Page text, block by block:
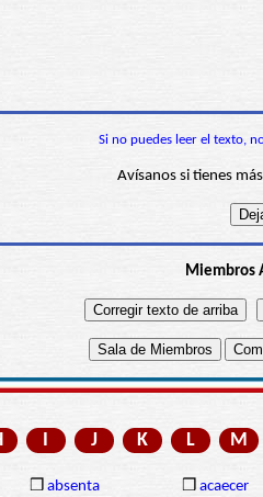
Si no puedes leer el texto,
Avísanos si tienes
Miembros
I J K L M
❒ absenta ❒ acaecer